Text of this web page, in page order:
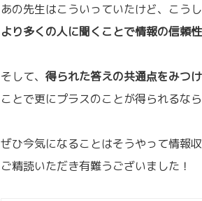
あの先生はこういっていたけど、こう
より多くの人に聞くことで情報の信頼
そして、 得られた答えの共通点をみつ
ことで更にプラスのことが得られるな
ぜひ今気になることはそうやって情報
ご精読いただき有難うございました！